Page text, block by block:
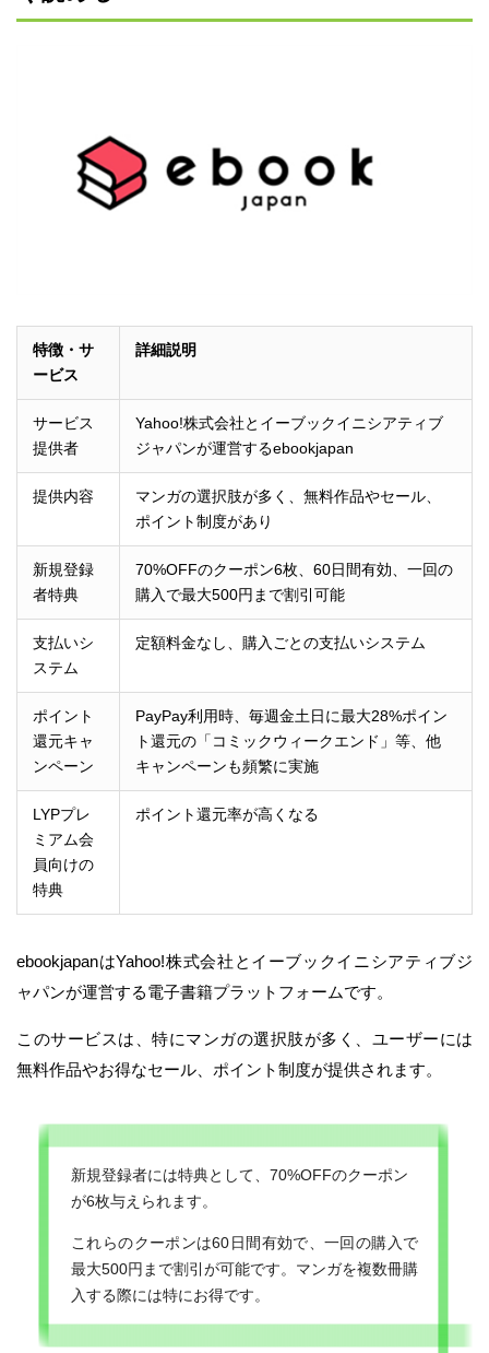
特徴・サ
ービス
詳細説明
サービス
提供者
Yahoo!株式会社とイーブックイニシアティブ
ジャパンが運営するebookjapan
提供内容
マンガの選択肢が多く、無料作品やセール、
ポイント制度があり
新規登録
者特典
70%OFFのクーポン6枚、60日間有効、一回の
購入で最大500円まで割引可能
支払いシ
ステム
定額料金なし、購入ごとの支払いシステム
ポイント
還元キャ
ンペーン
PayPay利用時、毎週金土日に最大28%ポイン
ト還元の「コミックウィークエンド」等、他
キャンペーンも頻繁に実施
LYPプレ
ミアム会
員向けの
特典
ポイント還元率が高くなる
ebookjapanはYahoo!株式会社とイーブックイニシアティブジ
ャパンが運営する電子書籍プラットフォームです。
このサービスは、特にマンガの選択肢が多く、ユーザーには
無料作品やお得なセール、ポイント制度が提供されます。
新規登録者には特典として、70%OFFのクーポン
が6枚与えられます。
これらのクーポンは60日間有効で、一回の購入で
最大500円まで割引が可能です。マンガを複数冊購
入する際には特にお得です。